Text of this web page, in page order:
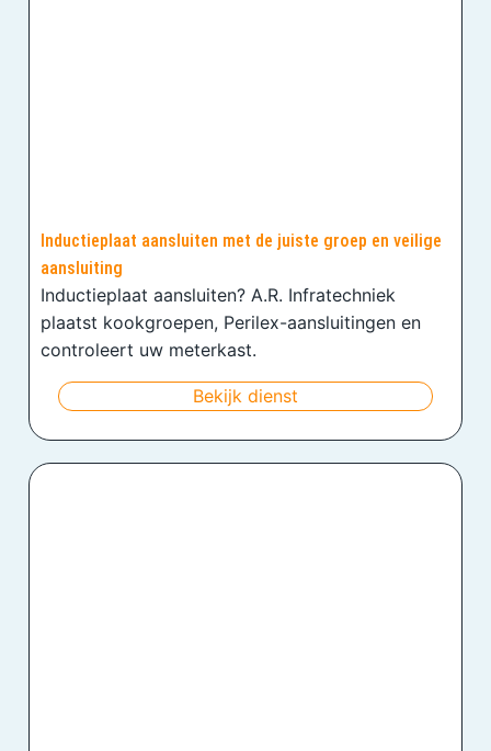
Inductieplaat aansluiten met de juiste groep en veilige
aansluiting
Inductieplaat aansluiten? A.R. Infratechniek
plaatst kookgroepen, Perilex-aansluitingen en
controleert uw meterkast.
Bekijk dienst